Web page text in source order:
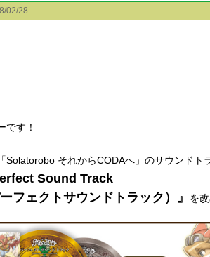
02/28
です！
Solatorobo それからCODAへ」のサウンドト
Sound Track
フェクトサウンドトラック）』
を